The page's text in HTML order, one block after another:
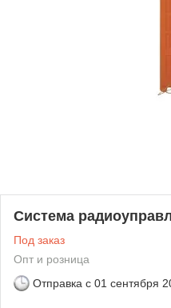
Система
Под заказ
Опт и розница
Отправка с 01 сентября